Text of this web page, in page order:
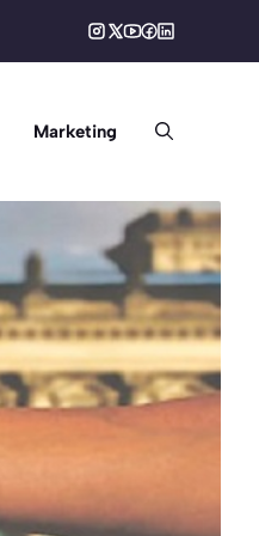
Marketing